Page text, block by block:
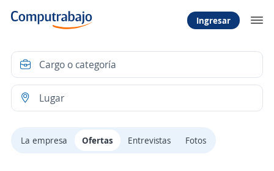
Ingresar
La empresa Ofertas Entrevistas Fotos